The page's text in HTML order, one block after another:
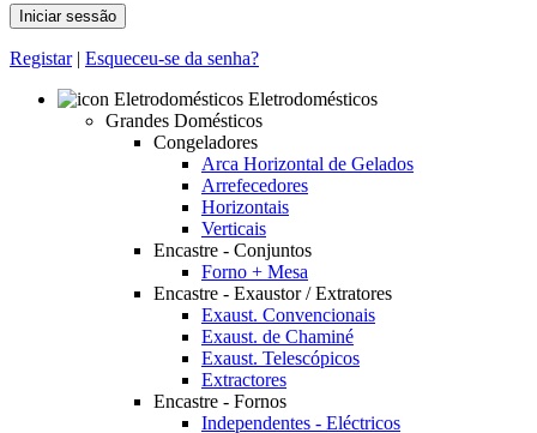
Registar| Esqueceu-se da senha?
Eletrodomésticos
Grandes Domésticos
Congeladores
Arca Horizontal de Gelados
Arrefecedores
Horizontais
Verticais
Encastre - Conjuntos
Forno + Mesa
Encastre - Exaustor / Extratores
Exaust. Convencionais
Exaust. de Chaminé
Exaust. Telescópicos
Extractores
Encastre - Fornos
Independentes - Eléctricos